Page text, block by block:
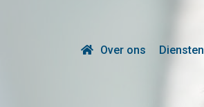
Over ons Diensten